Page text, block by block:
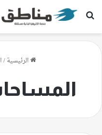
بحث عن
الرئيسية/